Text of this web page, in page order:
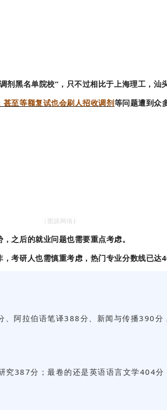
剂黑名单院校”，只不过相比于上海理工，汕
至等额复试也会刷人招收调剂等问题遭到众
（图源网络）
之后的就业问题也需要重点考虑。
考研人也需慎重考虑，热门专业分数线已达
阿拉伯语笔译388分、新闻与传播390分
究387分；最卷的还是英语语言文学404分